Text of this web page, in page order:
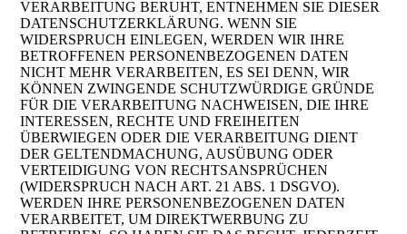
VERARBEITUNG BERUHT, ENTNEHMEN SIE DIESER
DATENSCHUTZERKLÄRUNG. WENN SIE
WIDERSPRUCH EINLEGEN, WERDEN WIR IHRE
BETROFFENEN PERSONENBEZOGENEN DATEN
NICHT MEHR VERARBEITEN, ES SEI DENN, WIR
KÖNNEN ZWINGENDE SCHUTZWÜRDIGE GRÜNDE
FÜR DIE VERARBEITUNG NACHWEISEN, DIE IHRE
INTERESSEN, RECHTE UND FREIHEITEN
ÜBERWIEGEN ODER DIE VERARBEITUNG DIENT
DER GELTENDMACHUNG, AUSÜBUNG ODER
VERTEIDIGUNG VON RECHTSANSPRÜCHEN
(WIDERSPRUCH NACH ART. 21 ABS. 1 DSGVO).
WERDEN IHRE PERSONENBEZOGENEN DATEN
VERARBEITET, UM DIREKTWERBUNG ZU